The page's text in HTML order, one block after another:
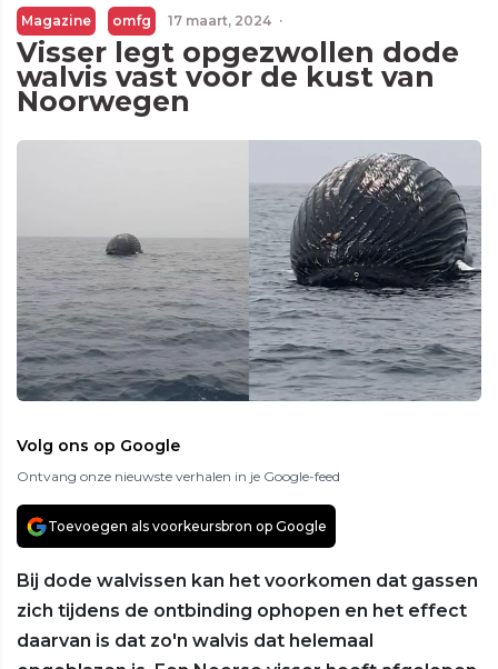
Magazine omfg 17 maart, 2024 ·
Visser legt opgezwollen dode
walvis vast voor de kust van
Noorwegen
Volg ons op Google
Ontvang onze nieuwste verhalen in je Google-feed
Toevoegen als voorkeursbron op Google
Bij dode walvissen kan het voorkomen dat gassen
zich tijdens de ontbinding ophopen en het effect
daarvan is dat zo'n walvis dat helemaal